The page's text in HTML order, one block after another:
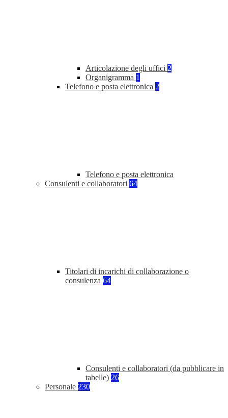
Articolazione degli uffici 2
Organigramma 1
Telefono e posta elettronica 2
Telefono e posta elettronica
Consulenti e collaboratori 64
Titolari di incarichi di collaborazione o
consulenza 64
Consulenti e collaboratori (da pubblicare in
tabelle) 26
Personale 230